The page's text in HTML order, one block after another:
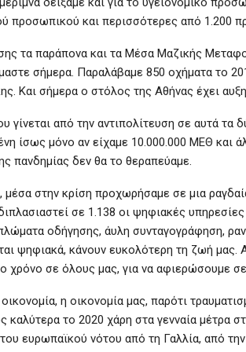
προσωπικού και περισσότερες από 1.200
τα παράπονα και τα Μέσα Μαζικής
σήμερα. Παραλάβαμε 850 οχήματα το
Και σήμερα ο στόλος της Αθήνας έχει
γίνεται από την αντιπολίτευση σε αυτά
ίσως μόνο αν είχαμε 10.000.000 ΜΕΘ
πανδημίας δεν θα το θεραπεύαμε.
μέσα στην κρίση προχωρήσαμε σε μια
σε 1.138 οι ψηφιακές
οδήγησης, άυλη συνταγογράφηση,
ψηφιακά, κάνουν ευκολότερη τη ζωή μας.
χρόνο σε όλους μας, για να αφιερώσουμε
η οικονομία μας, παρότι
καλύτερα το 2020 χάρη στα γενναία μέτρα
ευρωπαϊκού νότου από τη Γαλλία, από